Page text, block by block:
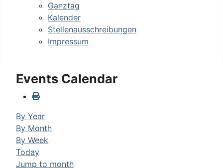
Ganztag
Kalender
Stellenausschreibungen
Impressum
Events Calendar
By Year
By Month
By Week
Today
Jump to month